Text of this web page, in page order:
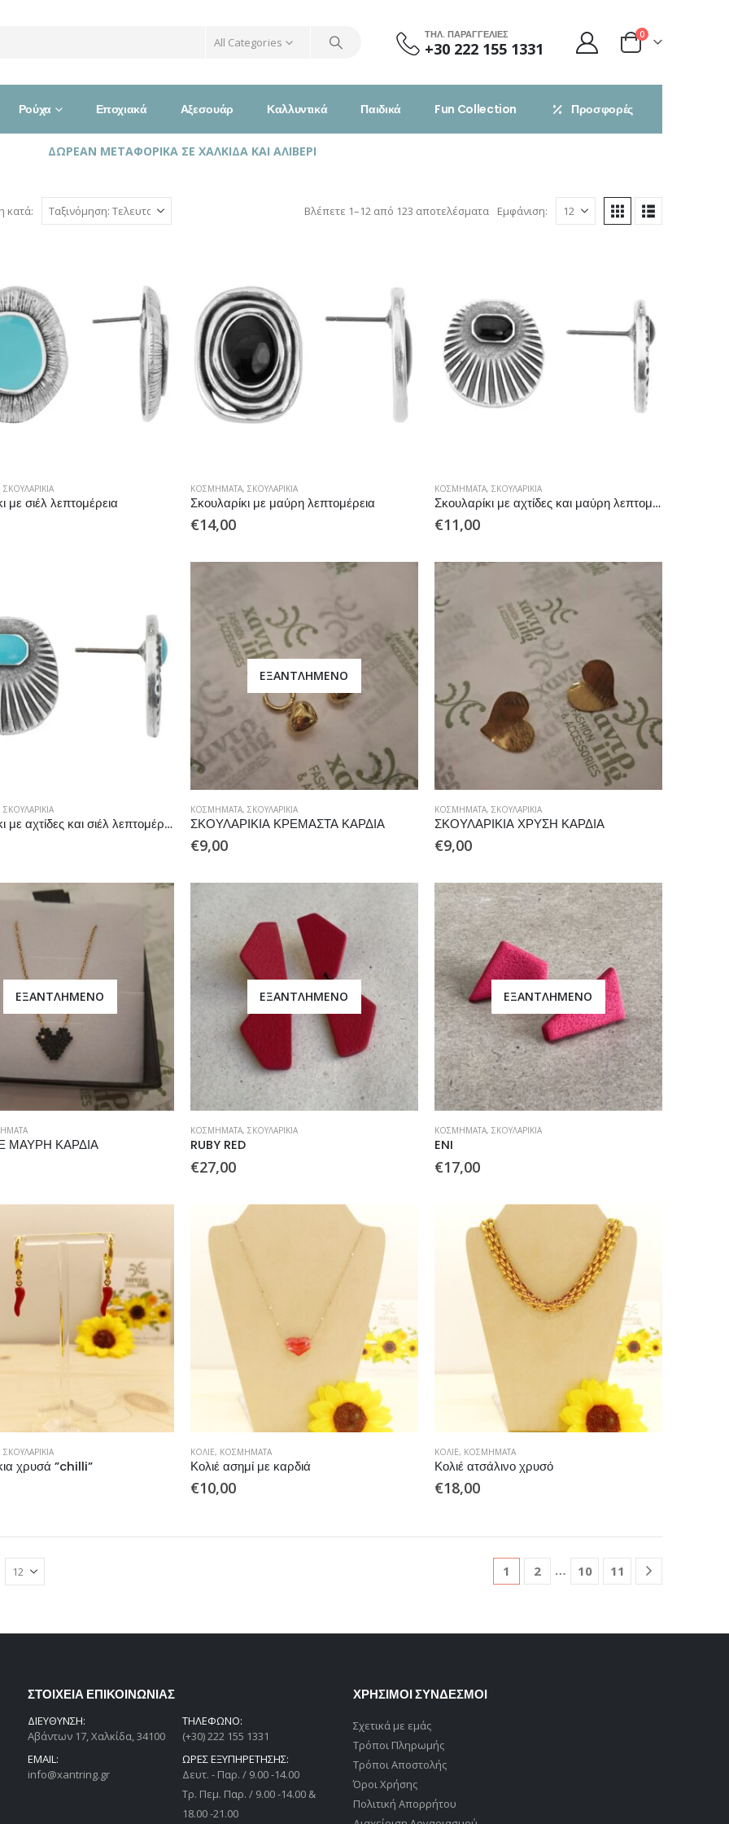
All Categories
ΤΗΛ. ΠΑΡΑΓΓΕΛΙΕΣ
+30 222 155 1331
0
Ρούχα Εποχιακά Αξεσουάρ Καλλυντικά Παιδικά Fun Collection Προσφορές
ΔΩΡΕΑΝ ΜΕΤΑΦΟΡΙΚΑ ΣΕ ΧΑΛΚΙΔΑ ΚΑΙ ΑΛΙΒΕΡΙ
κατά: Βλέπετε 1–12 από 123 αποτελέσματα Sorted
Εμφάνιση:
ΣΚΟΥΛΑΡΊΚΙΑ
με σιέλ λεπτομέρεια
ΚΟΣΜΉΜΑΤΑ, ΣΚΟΥΛΑΡΊΚΙΑ
Σκουλαρίκι με μαύρη λεπτομέρεια
€14,00
ΚΟΣΜΉΜΑΤΑ, ΣΚΟΥΛΑΡΊΚΙΑ
Σκουλαρίκι με αχτίδες και μαύρη λεπτομέρεια
€11,00
ΣΚΟΥΛΑΡΊΚΙΑ
Σκουλαρίκι με αχτίδες και σιέλ λεπτομέρεια
ΕΞΑΝΤΛΗΜΈΝΟ
ΚΟΣΜΉΜΑΤΑ, ΣΚΟΥΛΑΡΊΚΙΑ
ΣΚΟΥΛΑΡΙΚΙΑ ΚΡΕΜΑΣΤΑ ΚΑΡΔΙΑ
€9,00
ΚΟΣΜΉΜΑΤΑ, ΣΚΟΥΛΑΡΊΚΙΑ
ΣΚΟΥΛΑΡΙΚΙΑ ΧΡΥΣΗ ΚΑΡΔΙΑ
€9,00
ΕΞΑΝΤΛΗΜΈΝΟ
ΜΑΥΡΗ ΚΑΡΔΙΑ
ΕΞΑΝΤΛΗΜΈΝΟ
ΚΟΣΜΉΜΑΤΑ, ΣΚΟΥΛΑΡΊΚΙΑ
RUBY RED
€27,00
ΕΞΑΝΤΛΗΜΈΝΟ
ΚΟΣΜΉΜΑΤΑ, ΣΚΟΥΛΑΡΊΚΙΑ
ENI
€17,00
ΣΚΟΥΛΑΡΊΚΙΑ
χρυσά ”chilli”
ΚΟΛΙΈ, ΚΟΣΜΉΜΑΤΑ
Κολιέ ασημί με καρδιά
€10,00
ΚΟΛΙΈ, ΚΟΣΜΉΜΑΤΑ
Κολιέ ατσάλινο χρυσό
€18,00
1 2 … 10 11
ΣΤΟΙΧΕΙΑ ΕΠΙΚΟΙΝΩΝΙΑΣ
ΔΙΕΎΘΥΝΣΗ:
Αβάντων 17, Χαλκίδα, 34100
ΤΗΛΕΦΩΝΟ:
(+30) 222 155 1331
EMAIL:
info@xantring.gr
ΩΡΕΣ ΕΞΥΠΗΡΕΤΗΣΗΣ:
Δευτ. - Παρ. / 9.00 -14.00
Tρ. Πεμ. Παρ. / 9.00 -14.00 &
18.00 -21.00
ΧΡΗΣΙΜΟΙ ΣΥΝΔΕΣΜΟΙ
Σχετικά με εμάς
Τρόποι Πληρωμής
Τρόποι Αποστολής
Όροι Χρήσης
Πολιτική Απορρήτου